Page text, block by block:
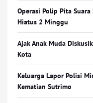
Operasi Polip Pita
Hiatus 2 Minggu
Ajak Anak Muda
Kota
Keluarga Lapor Polisi
Kematian Sutrimo